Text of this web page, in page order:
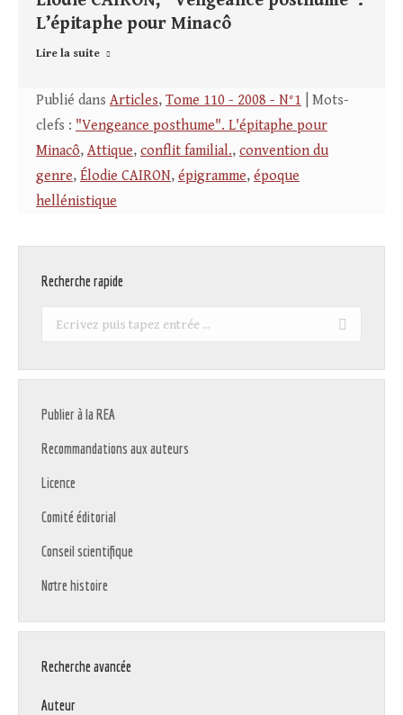
L’épitaphe pour Minacô
Lire la suite
Publié dans Articles, Tome 110 - 2008 - N°1 | Mots-
clefs : "Vengeance posthume". L'épitaphe pour
Minacô, Attique, conflit familial., convention du
genre, Élodie CAIRON, épigramme, époque
hellénistique
Recherche rapide
Recherche
Publier à la REA
Recommandations aux auteurs
Licence
Comité éditorial
Conseil scientifique
Notre histoire
Recherche avancée
Auteur